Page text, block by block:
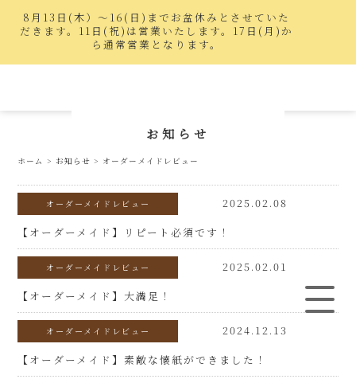
8月13日(木）〜16(日)までお盆休みとさせていた
だきます。11日(祝)は営業いたします。17日(月)か
ら通常営業となります。
お知らせ
ホーム >お知らせ > オーダーメイドレビュー
オーダーメイドレビュー
2025.02.08
【オーダーメイド】リピート必須です！
オーダーメイドレビュー
2025.02.01
【オーダーメイド】大満足！
オーダーメイドレビュー
2024.12.13
【オーダーメイド】素敵な懐紙ができました！